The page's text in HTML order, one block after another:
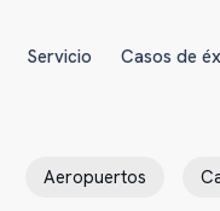
Servicio Casos de
Aeropuertos